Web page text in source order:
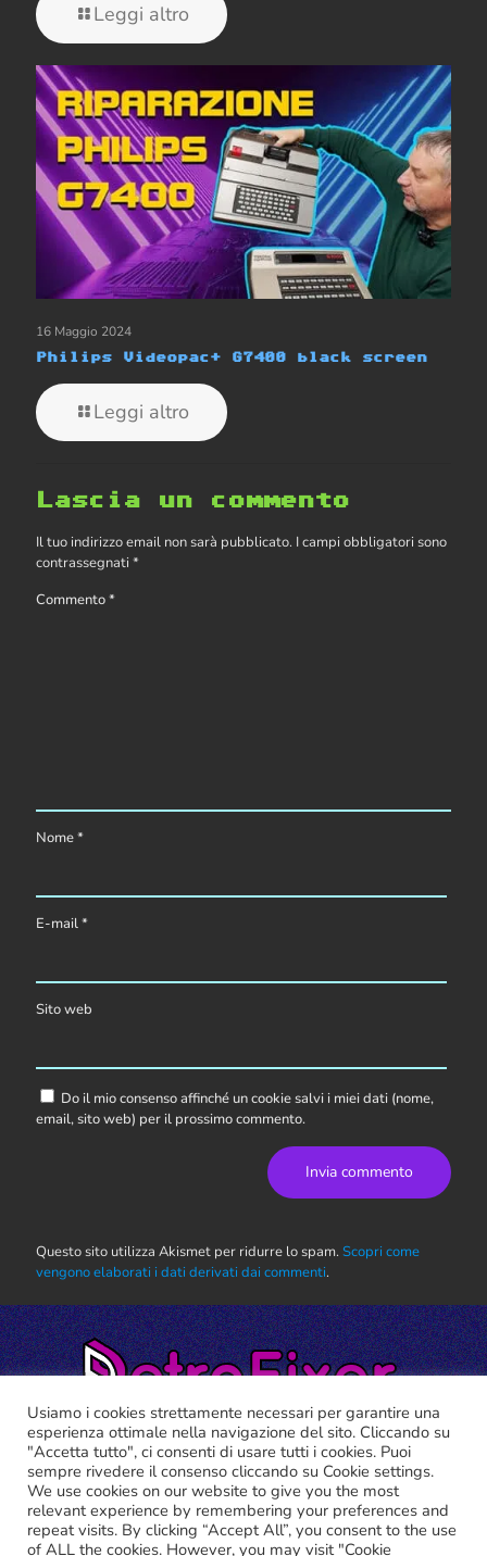
Leggi altro
16 Maggio 2024
Philips Videopac+ G7400 black screen
Leggi altro
Lascia un commento
Il tuo indirizzo email non sarà pubblicato. I campi obbligatori sono
contrassegnati *
Commento*
Nome*
E-mail*
Sito web
Do il mio consenso affinché un cookie salvi i miei dati (nome,
email, sito web) per il prossimo commento.
Questo sito utilizza Akismet per ridurre lo spam. Scopri come
vengono elaborati i dati derivati dai commenti.
RETRO FIXER ©2021 Tutti i marchi riportati appartengono ai
legittimi proprietari.
Usiamo i cookies strettamente necessari per garantire una
esperienza ottimale nella navigazione del sito. Cliccando su
"Accetta tutto", ci consenti di usare tutti i cookies. Puoi
sempre rivedere il consenso cliccando su Cookie settings.
We use cookies on our website to give you the most
relevant experience by remembering your preferences and
repeat visits. By clicking “Accept All”, you consent to the use
of ALL the cookies. However, you may visit "Cookie